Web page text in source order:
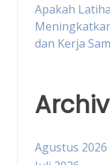
Apakah
dan Kerja
Agustus 2026